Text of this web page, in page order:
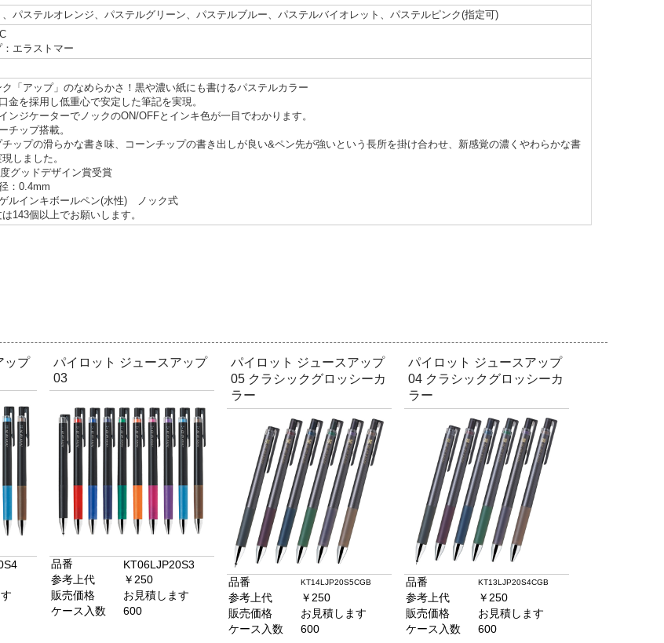
パステルオレンジ、パステルグリーン、パステルブルー、パステルバイオレット、パステルピンク(指定可)
エラストマー
ク「アップ」のなめらかさ！黒や濃い紙にも書けるパステルカラー
金を採用し低重心で安定した筆記を実現。
ンジケーターでノックのON/OFFとインキ色が一目でわかります。
チップ搭載。
ップの滑らかな書き味、コーンチップの書き出しが良い&ペン先が強いという長所を掛け合わせ、新感覚の濃くやわらかな書
しました。
グッドデザイン賞受賞
：0.4mm
ルインキボールペン(水性) ノック式
143個以上でお願いします。
ップ
パイロット ジュースアップ
03
品番
KT06LJP20S3
参考上代
￥250
販売価格
お見積します
ケース入数
600
パイロット ジュースアップ
05 クラシックグロッシーカ
ラー
品番 KT14LJP20S5CGB
参考上代
￥250
販売価格
お見積します
ケース入数
600
パイロット ジュースアップ
04 クラシックグロッシーカ
ラー
品番 KT13LJP20S4CGB
参考上代
￥250
販売価格
お見積します
ケース入数
600